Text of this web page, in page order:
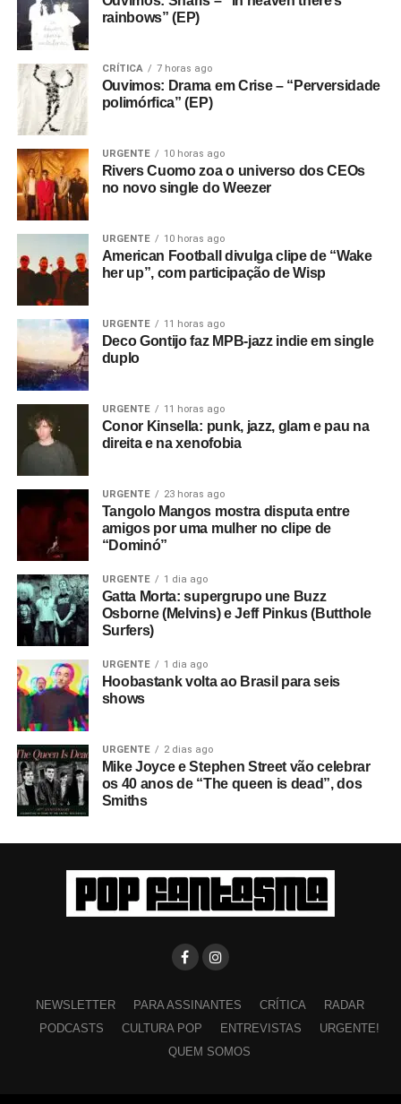
rainbows” (EP)
CRÍTICA 7 horas ago
Ouvimos: Drama em Crise – “Perversidade
polimórfica” (EP)
URGENTE 10 horas ago
Rivers Cuomo zoa o universo dos CEOs
no novo single do Weezer
URGENTE 10 horas ago
American Football divulga clipe de “Wake
her up”, com participação de Wisp
URGENTE 11 horas ago
Deco Gontijo faz MPB-jazz indie em single
duplo
URGENTE 11 horas ago
Conor Kinsella: punk, jazz, glam e pau na
direita e na xenofobia
URGENTE 23 horas ago
Tangolo Mangos mostra disputa entre
amigos por uma mulher no clipe de
“Dominó”
URGENTE 1 dia ago
Gatta Morta: supergrupo une Buzz
Osborne (Melvins) e Jeff Pinkus (Butthole
Surfers)
URGENTE 1 dia ago
Hoobastank volta ao Brasil para seis
shows
URGENTE 2 dias ago
Mike Joyce e Stephen Street vão celebrar
os 40 anos de “The queen is dead”, dos
Smiths
NEWSLETTER PARA ASSINANTES CRÍTICA
RADAR
PODCASTS
CULTURA POP ENTREVISTAS
URGENTE!
QUEM SOMOS